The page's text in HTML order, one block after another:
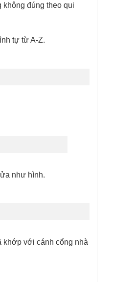
đúng theo qui
tự từ A-Z.
như hình.
khớp với cánh cổng nhà